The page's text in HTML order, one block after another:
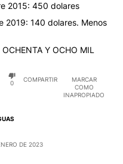
2015: 450 dolares
2019: 140 dolares. Menos
Y OCHO MIL
0
COMPARTIR
MARCAR
COMO
INAPROPIADO
DE 2023